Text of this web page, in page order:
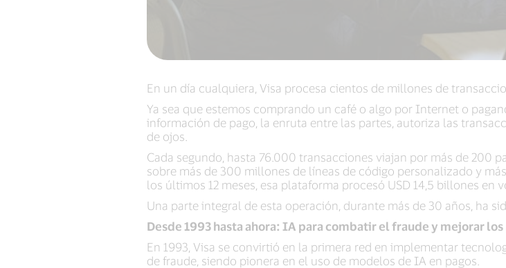
En un día cualquiera, Visa procesa cientos de millones de
Ya sea que estemos comprando un café o algo por Internet o
información de pago, la enruta entre las partes, autoriza las
de ojos.
Cada segundo, hasta 76.000 transacciones viajan por más de 200
sobre más de 300 millones de líneas de código personalizado y
los últimos 12 meses, esa plataforma procesó USD 14,5 billones en
Una parte integral de esta operación, durante más de 30 años, ha
Desde 1993 hasta ahora: IA para combatir el fraude y mejorar los
En 1993, Visa se convirtió en la primera red en implementar
de fraude, siendo pionera en el uso de modelos de IA en pagos.